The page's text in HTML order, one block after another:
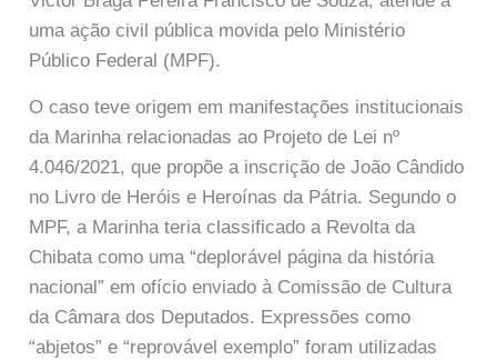
uma ação civil pública movida pelo Ministério
Público Federal (MPF).
O caso teve origem em manifestações institucionais
da Marinha relacionadas ao Projeto de Lei nº
4.046/2021, que propõe a inscrição de João Cândido
no Livro de Heróis e Heroínas da Pátria. Segundo o
MPF, a Marinha teria classificado a Revolta da
Chibata como uma “deplorável página da história
nacional” em ofício enviado à Comissão de Cultura
da Câmara dos Deputados. Expressões como
“abjetos” e “reprovável exemplo” foram utilizadas